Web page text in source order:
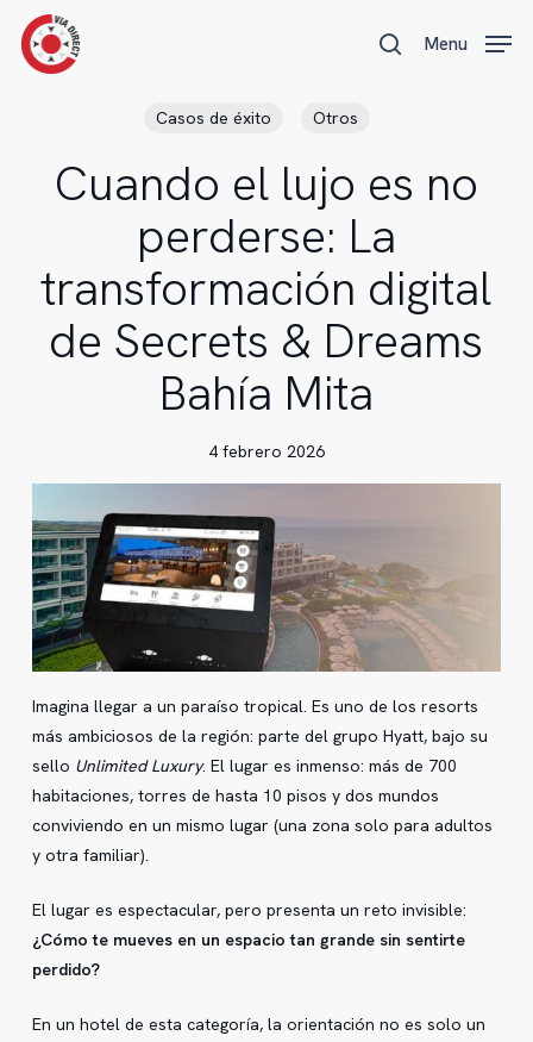
main
search
Menu
Casos de éxito Otros
Cuando el lujo es no
perderse: La
transformación digital
de Secrets & Dreams
Bahía Mita
4 febrero 2026
Imagina llegar a un paraíso tropical. Es uno de los resorts
más ambiciosos de la región: parte del grupo Hyatt, bajo su
sello Unlimited Luxury. El lugar es inmenso: más de 700
habitaciones, torres de hasta 10 pisos y dos mundos
conviviendo en un mismo lugar (una zona solo para adultos
y otra familiar).
El lugar es espectacular, pero presenta un reto invisible:
¿Cómo te mueves en un espacio tan grande sin sentirte
perdido?
En un hotel de esta categoría, la orientación no es solo un